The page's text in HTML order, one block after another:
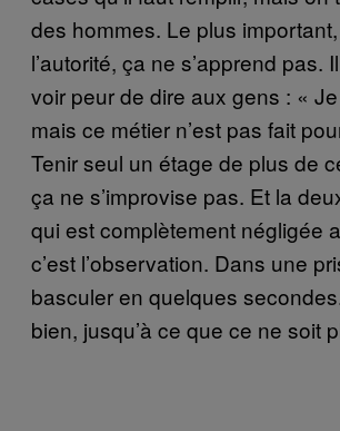
des hommes. Le plus important,
l’autorité, ça ne s’apprend pas.
voir peur de dire aux gens : «
mais ce métier n’est pas fait
Tenir seul un étage de plus de
ça ne s’improvise pas. Et la
qui est complètement négligée
c’est l’observation. Dans une
basculer en quelques
bien, jusqu’à ce que ce ne soit